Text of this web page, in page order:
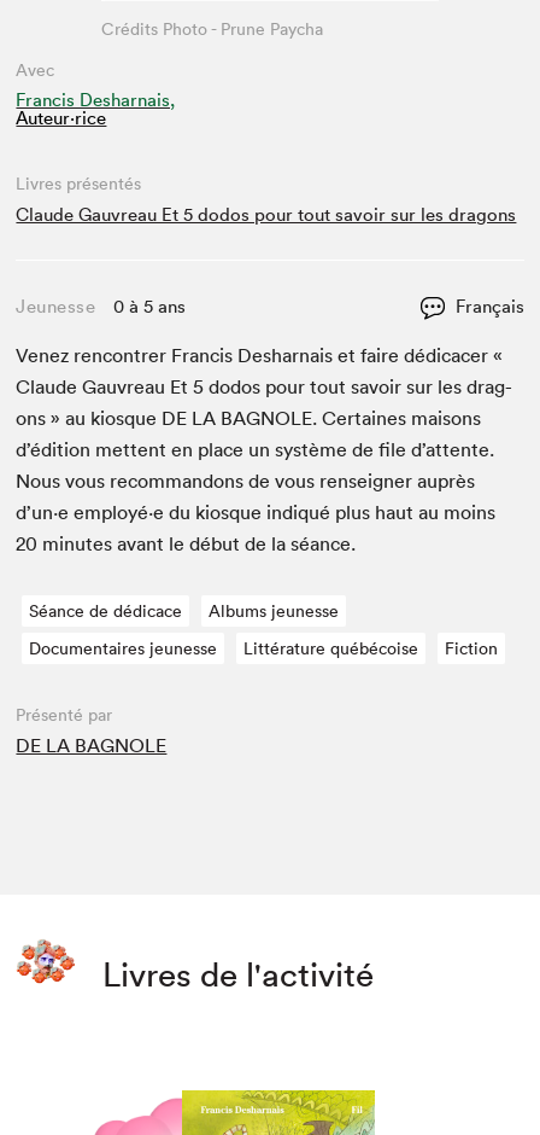
Avec
Francis Desharnais,
Auteur·rice
Crédits Photo - Prune Paycha
Livres présentés
Claude Gauvreau Et 5 dodos pour tout savoir sur les dragons
Jeunesse 0 à 5 ans Français
Venez ren­con­tr­er Fran­cis Deshar­nais et faire dédi­cac­er «
Claude Gau­vreau Et5 dodos pour tout savoir sur les drag­
ons » au kiosque DE LA BAG­NOLE. Cer­taines maisons
d’édi­tion met­tent en place un sys­tème de file d’at­tente.
Nous vous recom­man­dons de vous ren­seign­er auprès
d’un·e employé·e du kiosque indiqué plus haut au moins
20 min­utes avant le début de la séance.
Séance de dédicace
Albums jeunesse
Documentaires jeunesse
Littérature québécoise Fiction
Présenté par
DE LA BAGNOLE
Livres de l'activité